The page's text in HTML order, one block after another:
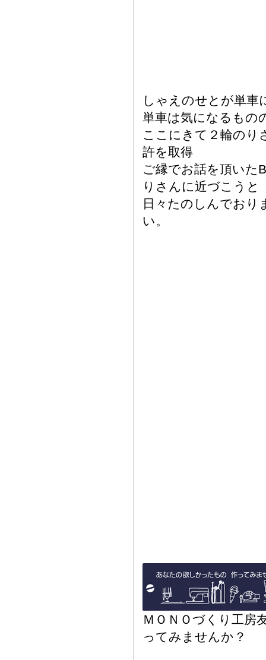
しゃえのせとが単車
単車は気になるもの
ここにきて２輪のり
許を取得
ご縁でお話を頂い
りさんに近づこうと
日々たのしんでお
い。
ＭＯＮＯづくり工房
ってみませんか？